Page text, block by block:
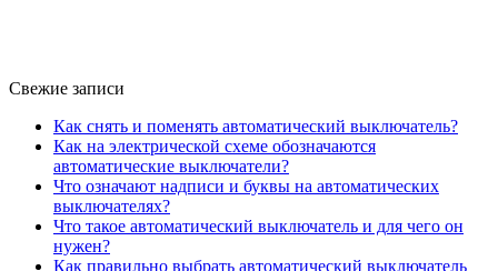
Свежие записи
Как снять и поменять автоматический выключатель?
Как на электрической схеме обозначаются
автоматические выключатели?
Что означают надписи и буквы на автоматических
выключателях?
Что такое автоматический выключатель и для чего он
нужен?
Как правильно выбрать автоматический выключатель